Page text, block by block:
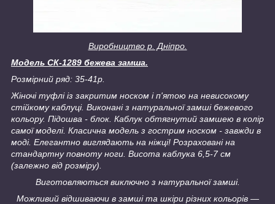
Виробництво р. Дніпро.
Модель СК-1289 бежева замша.
Розмірний ряд: 35-41р.
Жіночі туфлі із закритим носком і п'ятою на невисокому
стійкому каблуці. Виконані з натуральної замші бежевого
кольору. Підошва - блок. Каблук обтягнутий замшею в колір
самої моделі. Класична модель з гострим носком - завжди в
моді. Елегантно виглядають на ніжці! Розраховані на
стандартну повноту ноги. Висота каблука 6,5-7 см
(залежно від розміру).
Виготовляються виключно з натуральної замші.
Можливий відшиваючи в замші та шкіри різних кольорів ―